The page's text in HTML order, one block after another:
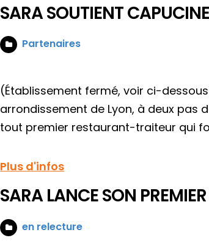
SARA SOUTIENT
Partenaires
(Établissement fermé, voir ci-
arrondissement de Lyon, à deux pas
tout premier restaurant-traiteur qui
Plus d'infos
SARA LANCE SON
en relecture